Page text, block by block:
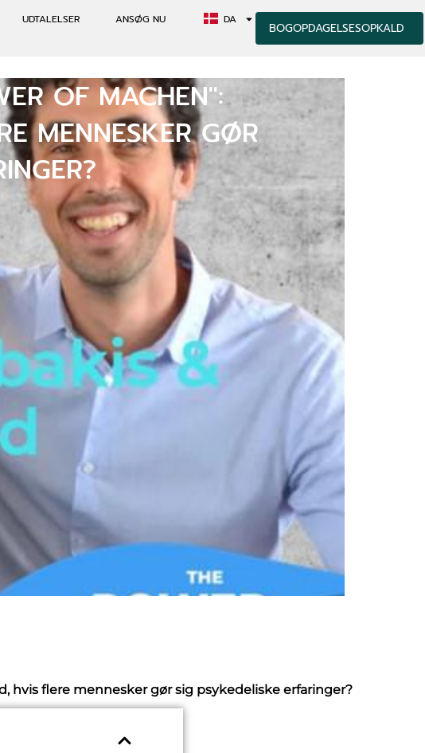
UDTALELSER ANSØG NU DA
BOGOPDAGELSESOPKALD
OF MACHEN":
MENNESKER GØR
hvis flere mennesker gør sig psykedeliske erfaringer?